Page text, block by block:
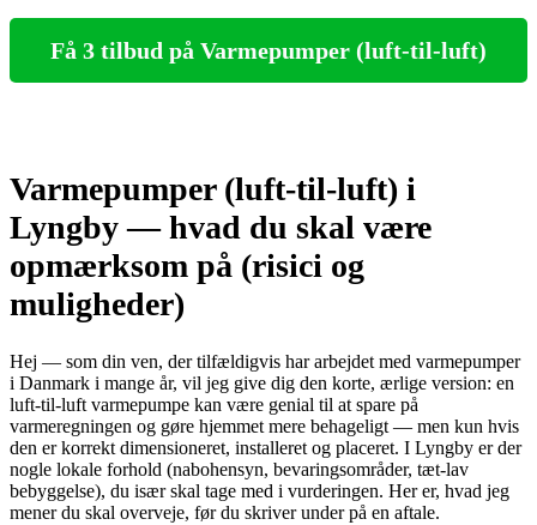
Få 3 tilbud på Varmepumper (luft-til-luft)
Varmepumper (luft-til-luft) i
Lyngby — hvad du skal være
opmærksom på (risici og
muligheder)
Hej — som din ven, der tilfældigvis har arbejdet med varmepumper
i Danmark i mange år, vil jeg give dig den korte, ærlige version: en
luft‑til‑luft varmepumpe kan være genial til at spare på
varmeregningen og gøre hjemmet mere behageligt — men kun hvis
den er korrekt dimensioneret, installeret og placeret. I Lyngby er der
nogle lokale forhold (nabohensyn, bevaringsområder, tæt-lav
bebyggelse), du især skal tage med i vurderingen. Her er, hvad jeg
mener du skal overveje, før du skriver under på en aftale.